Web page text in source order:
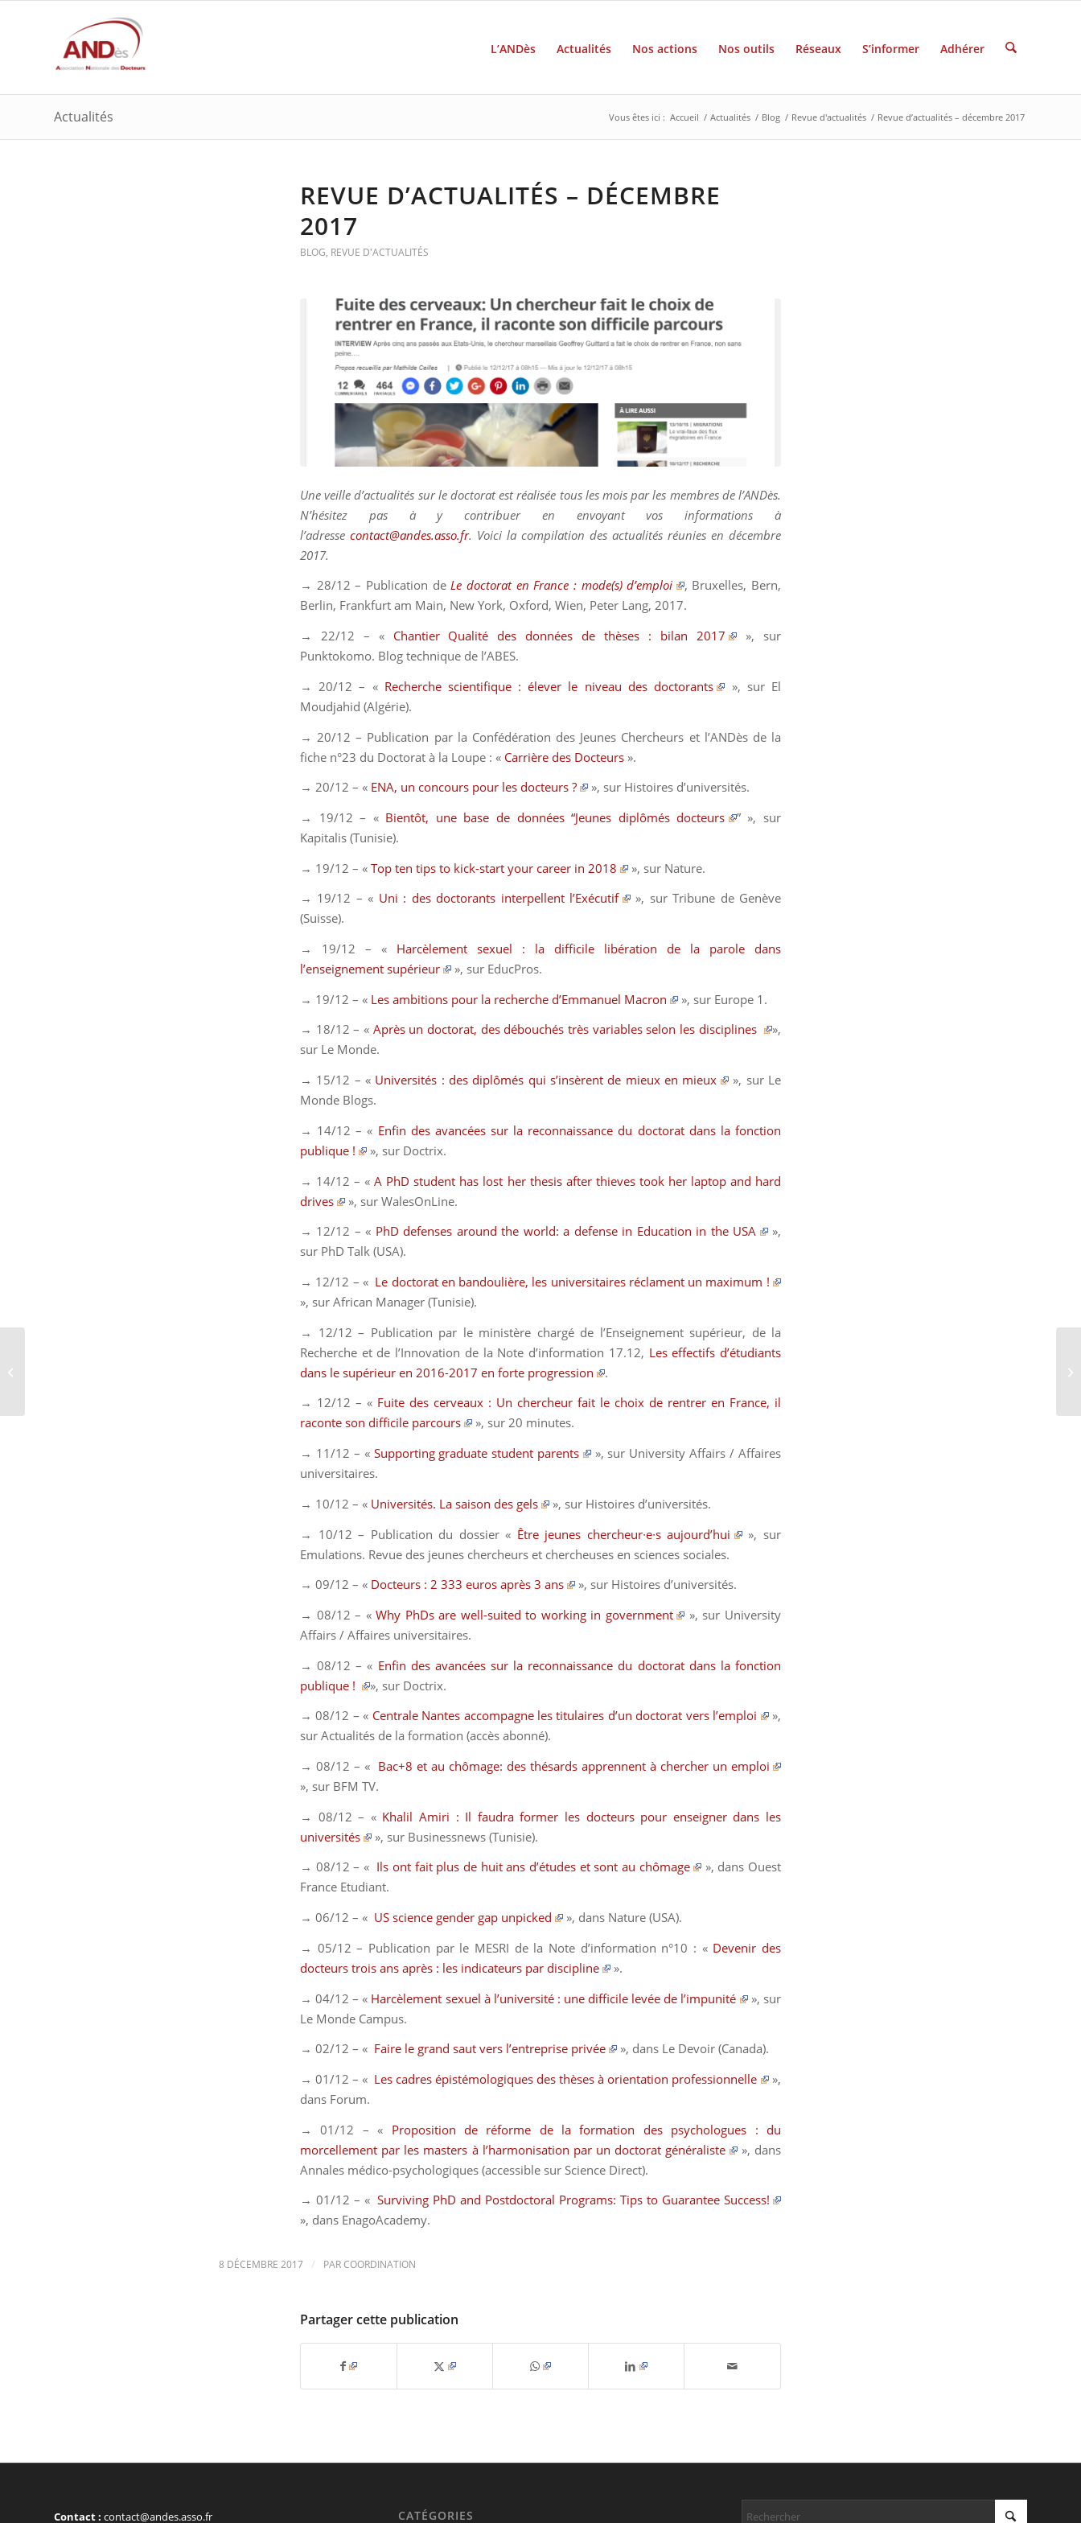
L’ANDès Actualités Nos actions Nos outils Réseaux S’informer Adhérer
Actualités Vous êtes ici : Accueil / Actualités / Blog / Revue d'actualités / Revue d’actualités – décembre 2017
REVUE D’ACTUALITÉS – DÉCEMBRE
2017
BLOG, REVUE D'ACTUALITÉS
Une veille d’actualités sur le doctorat est réalisée tous les mois par les membres de l’ANDès.
N’hésitez pas à y contribuer en envoyant vos informations à
l’adresse contact@andes.asso.fr. Voici la compilation des actualités réunies en décembre
2017.
→ 28/12 – Publication deLe doctorat en France : mode(s) d’emploi
, Bruxelles, Bern,
Berlin, Frankfurt am Main, New York, Oxford, Wien, Peter Lang, 2017.
→ 22/12 – « Chantier Qualité des données de thèses : bilan 2017
», sur
Punktokomo. Blog technique de l’ABES.
→ 20/12 – « Recherche scientifique : élever le niveau des doctorants », sur El
Moudjahid (Algérie).
→ 20/12 – Publication par la Confédération des Jeunes Chercheurs et l’ANDès de la
fiche n°23 du Doctorat à la Loupe : « Carrière des Docteurs ».
→ 20/12 – « ENA, un concours pour les docteurs ? », sur Histoires d’universités.
→ 19/12 – «Bientôt, une base de données “Jeunes diplômés docteurs
” », sur
Kapitalis (Tunisie).
→ 19/12 – « Top ten tips to kick-start your career in 2018 », sur Nature.
→ 19/12 – « Uni : des doctorants interpellent l’Exécutif », surTribune de Genève
(Suisse).
→ 19/12 – « Harcèlement sexuel : la difficile libération de la parole dans
l’enseignement supérieur
», sur EducPros.
→ 19/12 – « Les ambitions pour la recherche d’Emmanuel Macron », sur Europe 1 .
→ 18/12 – « Après un doctorat, des débouchés très variables selon les disciplines
»,
sur Le Monde.
→ 15/12 – « Universités : des diplômés qui s’insèrent de mieux en mieux », sur Le
Monde Blogs.
→ 14/12 – « Enfin des avancées sur la reconnaissance du doctorat dans la fonction
publique !
», sur Doctrix.
→ 14/12 – «A PhD student has lost her thesis after thieves took her laptop and hard
drives
», surWalesOnLine.
→ 12/12 – « PhD defenses around the world: a defense in Education in the USA
»,
sur PhD Talk (USA).
→ 12/12 – « Le doctorat en bandoulière, les universitaires réclament un maximum !
», sur African Manager (Tunisie).
→ 12/12 – Publication par le ministère chargé de l’Enseignement supérieur, de la
Recherche et de l’Innovation de la Note d’information 17.12, Les effectifs d’étudiants
dans le supérieur en 2016-2017 en forte progression
.
→ 12/12 – « Fuite des cerveaux : Un chercheur fait le choix de rentrer en France, il
raconte son difficile parcours
», sur20 minutes.
→ 11/12 – «Supporting graduate student parents », sur University Affairs / Affaires
universitaires.
→ 10/12 – « Universités. La saison des gels », sur Histoires d’universités.
→ 10/12 – Publication du dossier « Être jeunes chercheur∙e∙s aujourd’hui
», sur
Emulations. Revue des jeunes chercheurs et chercheuses en sciences sociales.
→ 09/12 – « Docteurs : 2 333 euros après 3 ans », sur Histoires d’universités.
→ 08/12 – «Why PhDs are well-suited to working in government », sur University
Affairs / Affaires universitaires.
→ 08/12 – « Enfin des avancées sur la reconnaissance du doctorat dans la fonction
publique !
», sur Doctrix.
→ 08/12 – « Centrale Nantes accompagne les titulaires d’un doctorat vers l’emploi
»,
sur Actualités de la formation (accès abonné).
→ 08/12 – « Bac+8 et au chômage: des thésards apprennent à chercher un emploi
», sur BFM TV.
→ 08/12 – « Khalil Amiri : Il faudra former les docteurs pour enseigner dans les
universités
», sur Businessnews(Tunisie).
→ 08/12 – « Ils ont fait plus de huit ans d’études et sont au chômage », dans Ouest
France Etudiant.
→ 06/12 – « US science gender gap unpicked », dans Nature(USA).
→ 05/12 – Publication par le MESRI de la Note d’information n°10 : « Devenir des
docteurs trois ans après : les indicateurs par discipline
».
→ 04/12 – « Harcèlement sexuel à l’université : une difficile levée de l’impunité
», sur
Le Monde Campus.
→ 02/12 – « Faire le grand saut vers l’entreprise privée », dans Le Devoir(Canada).
→ 01/12 – « Les cadres épistémologiques des thèses à orientation professionnelle
»,
dans Forum.
→ 01/12 – « Proposition de réforme de la formation des psychologues : du
morcellement par les masters à l’harmonisation par un doctorat généraliste
», dans
Annales médico-psychologiques (accessible sur Science Direct).
→ 01/12 – «Surviving PhD and Postdoctoral Programs: Tips to Guarantee Success!
», dans EnagoAcademy.
8 DÉCEMBRE 2017 / PARCOORDINATION
Partager cette publication
Contact : contact@andes.asso.fr CATÉGORIES